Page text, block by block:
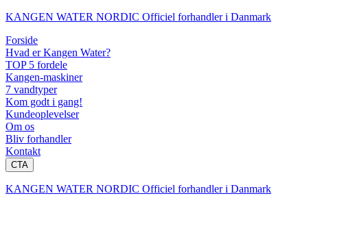
KANGEN WATER NORDIC Officiel forhandler i Danmark
Forside
Hvad er Kangen Water?
TOP 5 fordele
Kangen-maskiner
7 vandtyper
Kom godt i gang!
Kundeoplevelser
Om os
Bliv forhandler
Kontakt
CTA
KANGEN WATER NORDIC Officiel forhandler i Danmark